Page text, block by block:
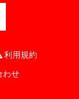
利用規約
わせ